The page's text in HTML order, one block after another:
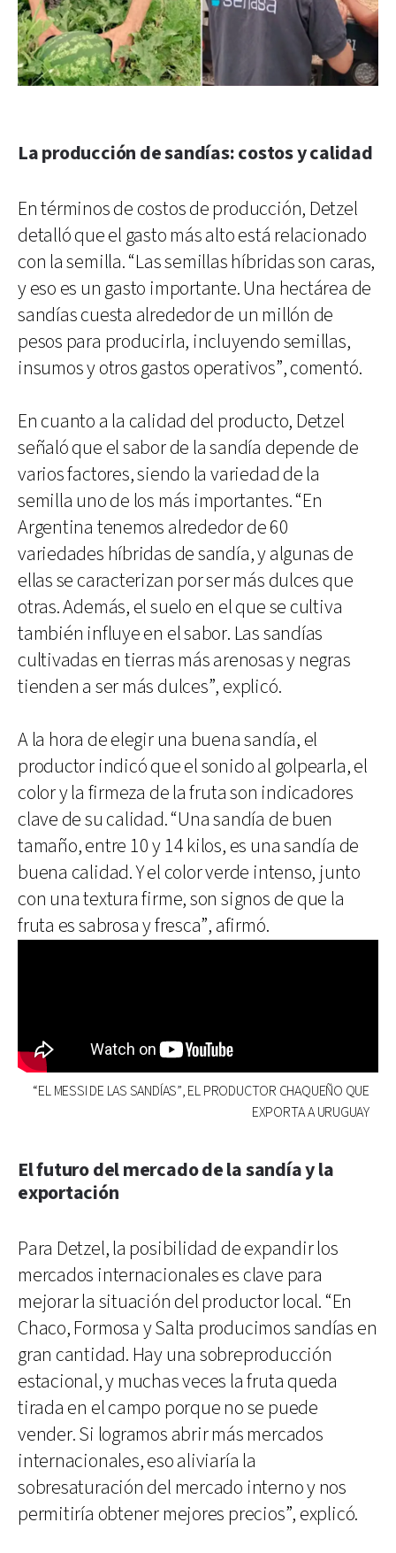
La producción de sandías: costos y calidad
En términos de costos de producción, Detzel
detalló que el gasto más alto está relacionado
con la semilla. “Las semillas híbridas son caras,
y eso es un gasto importante. Una hectárea de
sandías cuesta alrededor de un millón de
pesos para producirla, incluyendo semillas,
insumos y otros gastos operativos”, comentó.
En cuanto a la calidad del producto, Detzel
señaló que el sabor de la sandía depende de
varios factores, siendo la variedad de la
semilla uno de los más importantes. “En
Argentina tenemos alrededor de 60
variedades híbridas de sandía, y algunas de
ellas se caracterizan por ser más dulces que
otras. Además, el suelo en el que se cultiva
también influye en el sabor. Las sandías
cultivadas en tierras más arenosas y negras
tienden a ser más dulces”, explicó.
A la hora de elegir una buena sandía, el
productor indicó que el sonido al golpearla, el
color y la firmeza de la fruta son indicadores
clave de su calidad. “Una sandía de buen
tamaño, entre 10 y 14 kilos, es una sandía de
buena calidad. Y el color verde intenso, junto
con una textura firme, son signos de que la
fruta es sabrosa y fresca”, afirmó.
“EL MESSI DE LAS SANDÍAS”, EL PRODUCTOR CHAQUEÑO QUE
EXPORTA A URUGUAY
El futuro del mercado de la sandía y la
exportación
Para Detzel, la posibilidad de expandir los
mercados internacionales es clave para
mejorar la situación del productor local. “En
Chaco, Formosa y Salta producimos sandías en
gran cantidad. Hay una sobreproducción
estacional, y muchas veces la fruta queda
tirada en el campo porque no se puede
vender. Si logramos abrir más mercados
internacionales, eso aliviaría la
sobresaturación del mercado interno y nos
permitiría obtener mejores precios”, explicó.